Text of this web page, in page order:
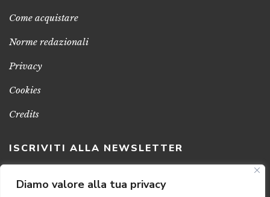
Diamo valore alla tua privacy
Come acquistare
Norme redazionali
Privacy
Cookies
Credits
ISCRIVITI ALLA NEWSLETTER
Clicca sul pulsante per ricevere le nostre ultime novità,
notizie e promozioni